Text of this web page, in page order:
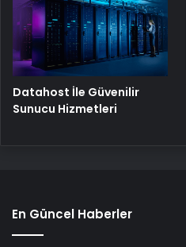
Datahost İle Güvenilir
Sunucu Hizmetleri
En Güncel Haberler